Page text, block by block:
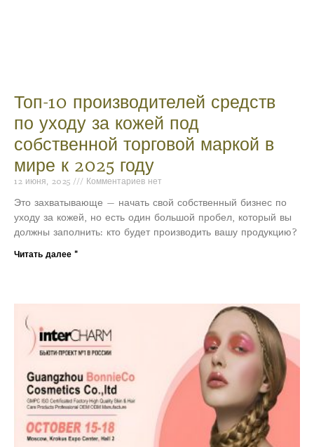
Топ-10 производителей средств
по уходу за кожей под
собственной торговой маркой в
мире к 2025 году
12 июня, 2025 Комментариев нет
Это захватывающе — начать свой собственный бизнес по
уходу за кожей, но есть один большой пробел, который вы
должны заполнить: кто будет производить вашу продукцию?
Читать далее "